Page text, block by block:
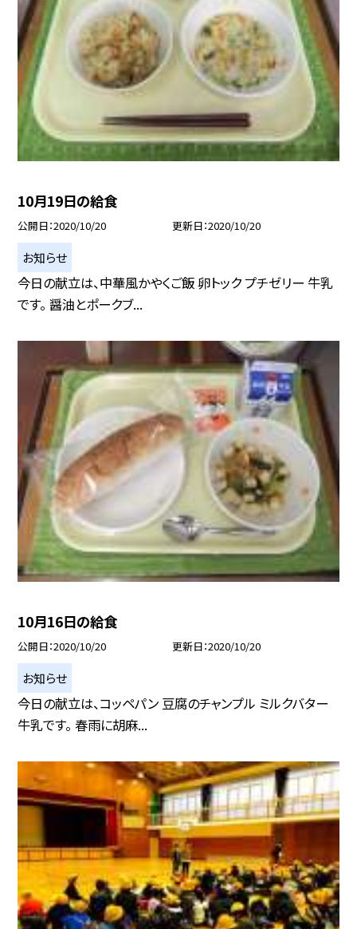
10月19日の給食
公開日 2020/10/20 更新日 2020/10/20
お知らせ
今日の献立は、中華風かやくご飯 卵トック プチゼリー 牛乳
です。 醤油とポークブ...
10月16日の給食
公開日 2020/10/20 更新日 2020/10/20
お知らせ
今日の献立は、コッペパン 豆腐のチャンプル ミルクバター
牛乳です。 春雨に胡麻...